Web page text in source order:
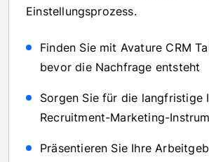
Einstellungsprozess.
Finden Sie mit Avature CRM
bevor die Nachfrage entsteht
Sorgen Sie für die langfristige
Recruitment-Marketing-
Präsentieren Sie Ihre